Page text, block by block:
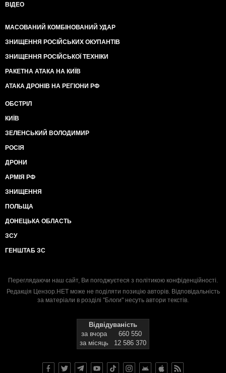
ВІДЕО
МАСОВАНИЙ КОМБІНОВАНИЙ УДАР
ЗНИЩЕННЯ РОСІЙСЬКИХ ОКУПАНТІВ
ЗНИЩЕННЯ РОСІЙСЬКОЇ ТЕХНІКИ
РАКЕТНА АТАКА НА КИЇВ
АТАКА ДРОНІВ НА РЕГІОНИ РФ
ОБСТРІЛ
КИЇВ
ЗЕЛЕНСЬКИЙ ВОЛОДИМИР
РОСІЯ
ДРОНИ
АРМІЯ РФ
ЗНИЩЕННЯ
ПОЛЬЩА
ДОНЕЦЬКА ОБЛАСТЬ
ЗСУ
ГЕНШТАБ ЗС
Переглядаючи наш сайт, Ви погоджуєтеся з політикою конфіденційності.
Редакція Цензор.НЕТ може не поділяти позицію авторів. Відповідальність
за матеріали в розділі "Блоги" несуть автори текстів.
Відвідуваність
за вчора
660 550
за місяць
12 586 370